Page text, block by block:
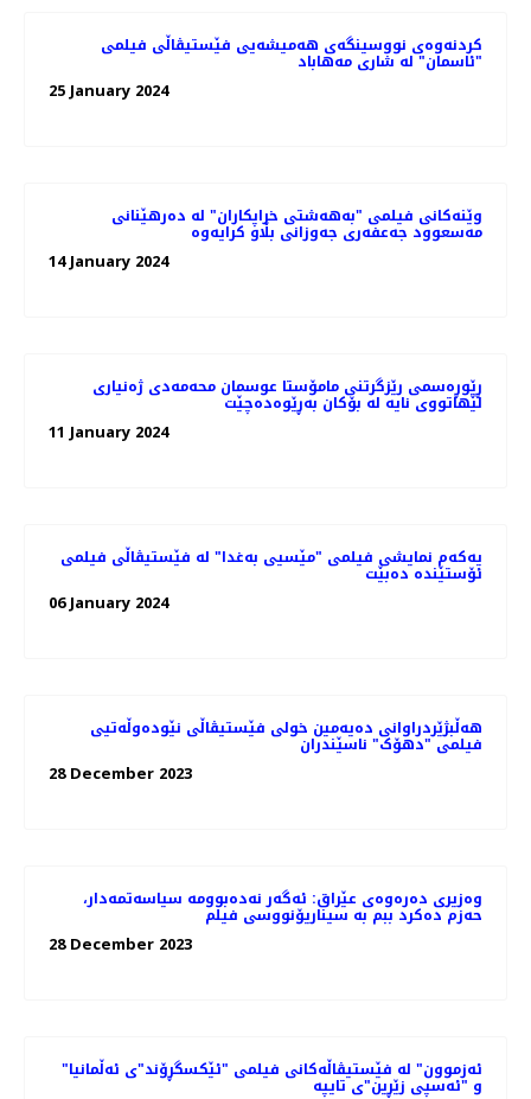
کردنەوەی نووسینگه‌ی هەمیشەیی فێستیڤاڵی فیلمی
"ئاسمان" لە شاری مەهاباد
25 January 2024
وێنەکانی فیلمی "به‌هه‌شتی خراپکاران" لە دەرهێنانی
مەسعوود جەعفەری جه‌وزانی بڵاو کرایەوە
14 January 2024
ڕێوڕه‌سمی رێزگرتنی مامۆستا عوسمان محەمەدی ژه‌نیاری
لێهاتووی نایه‌ لە بۆکان بەڕێوەدەچێت
11 January 2024
یەکەم نمایشی فیلمی "مێسیی بەغدا" لە فێستیڤاڵی فیلمی
ئۆستێندە دەبێت
06 January 2024
هه‌ڵبژێردراوانی دەیەمین خولی فێستیڤاڵی نێودەوڵەتیی
فیلمی "دهۆک" ناسێندران
28 December 2023
وەزیری دەرەوەی عێراق: ئه‌گه‌ر نه‌ده‌بوومه‌ سیاسەتمەدار،
حەزم دەکرد ببم بە سیناریۆنووسی فیلم
28 December 2023
"ئەزموون" لە فێستیڤاڵەکانی فیلمی "ئێکسگڕۆند"ی ئەڵمانیا
و "ئەسپی زێڕین"ی تایپە